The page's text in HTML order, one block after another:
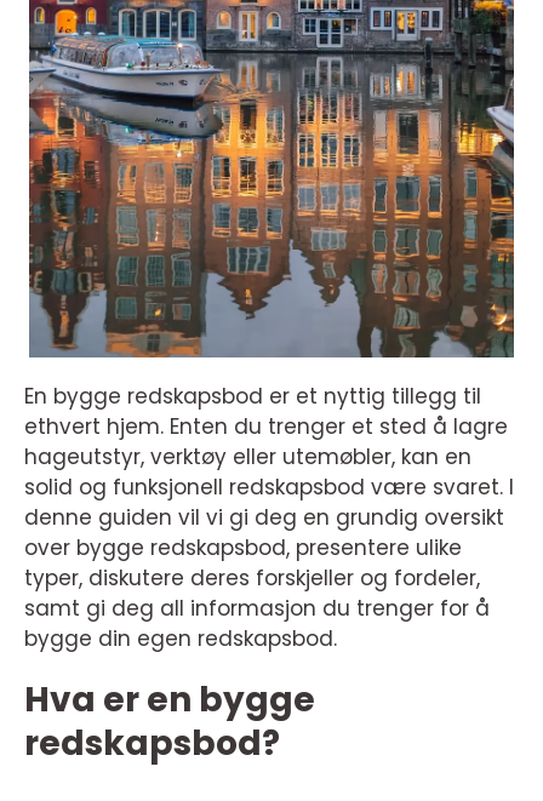
En bygge redskapsbod er et nyttig tillegg til
ethvert hjem. Enten du trenger et sted å lagre
hageutstyr, verktøy eller utemøbler, kan en
solid og funksjonell redskapsbod være svaret. I
denne guiden vil vi gi deg en grundig oversikt
over bygge redskapsbod, presentere ulike
typer, diskutere deres forskjeller og fordeler,
samt gi deg all informasjon du trenger for å
bygge din egen redskapsbod.
Hva er en bygge
redskapsbod?